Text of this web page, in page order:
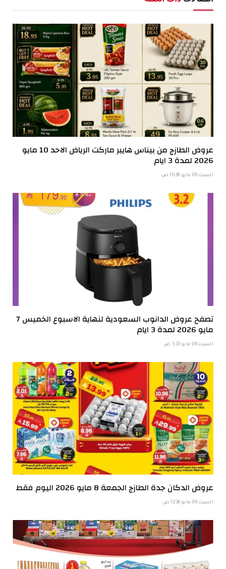
عروض الطازج من بيناس هايبر ماركت الرياض الاحد 10 مايو
2026 لمدة 3 ايام
السبت 09 مايو 10:38 ص
تصفح عروض الدانوب السعودية لنهاية الاسبوع الخميس 7
مايو 2026 لمدة 3 ايام
السبت 09 مايو 5:37 ص
عروض الدكان جدة الطازج الجمعة 8 مايو 2026 اليوم فقط
السبت 09 مايو 12:36 ص